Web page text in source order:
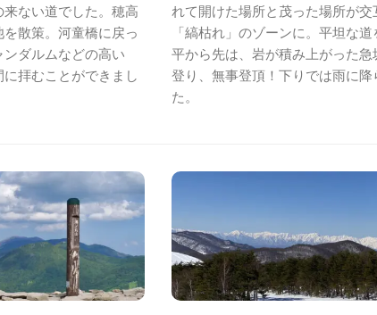
ない道でした。穂高
散策。河童橋に戻っ
ダルムなどの高い
拝むことができまし
れて開けた場所と茂った場所が交
「縞枯れ」のゾーンに。平坦な
平から先は、岩が積み上がった急
登り、無事登頂！下りでは雨に降
た。